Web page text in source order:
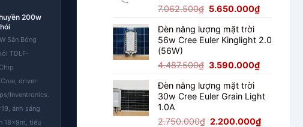
200w
Sân Bóng
TDLF-
driver
Inventronics.
ánh sáng
18×9m, tiêu
7.062.500₫ Giá
là:
7.062.500₫.
5.650.000₫Giá
là:
Đèn năng lượng mặt trời
56w Cree Euler Kinglight 2.0
(56W)
4.487.500₫ Giá
là:
4.487.500₫.
3.590.000₫Giá
là:
Đèn năng lượng mặt trời
30w Cree Euler Grain Light
1.0A
2.750.000₫ Giá
2.200.000₫Giá